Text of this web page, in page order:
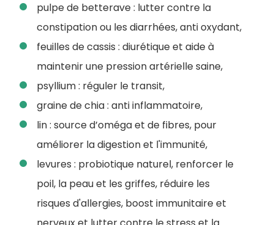
pulpe de betterave : lutter contre la
constipation ou les diarrhées, anti oxydant,
feuilles de cassis : diurétique et aide à
maintenir une pression artérielle saine,
psyllium : réguler le transit,
graine de chia : anti inflammatoire,
lin : source d’oméga et de fibres, pour
améliorer la digestion et l'immunité,
levures : probiotique naturel, renforcer le
poil, la peau et les griffes, réduire les
risques d'allergies, boost immunitaire et